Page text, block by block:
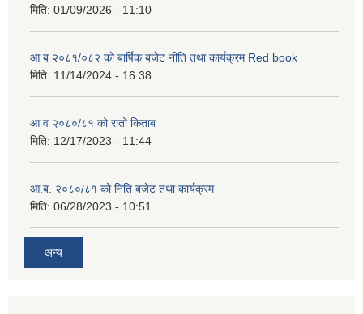
मिति: 01/09/2026 - 11:10
आ ब २०८१/०८२ को बार्षिक बजेट नीति तथा कार्यक्रम Red book
मिति: 11/14/2024 - 16:38
आ व २०८०/८१ को रातो किताब
मिति: 12/17/2023 - 11:44
आ.ब. २०८०/८१ को निति बजेट तथा कार्यक्रम
मिति: 06/28/2023 - 10:51
अन्य